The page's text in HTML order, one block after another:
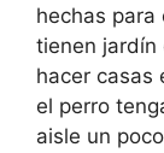
hechas para
tienen jardín
hacer casas
el perro
aisle un